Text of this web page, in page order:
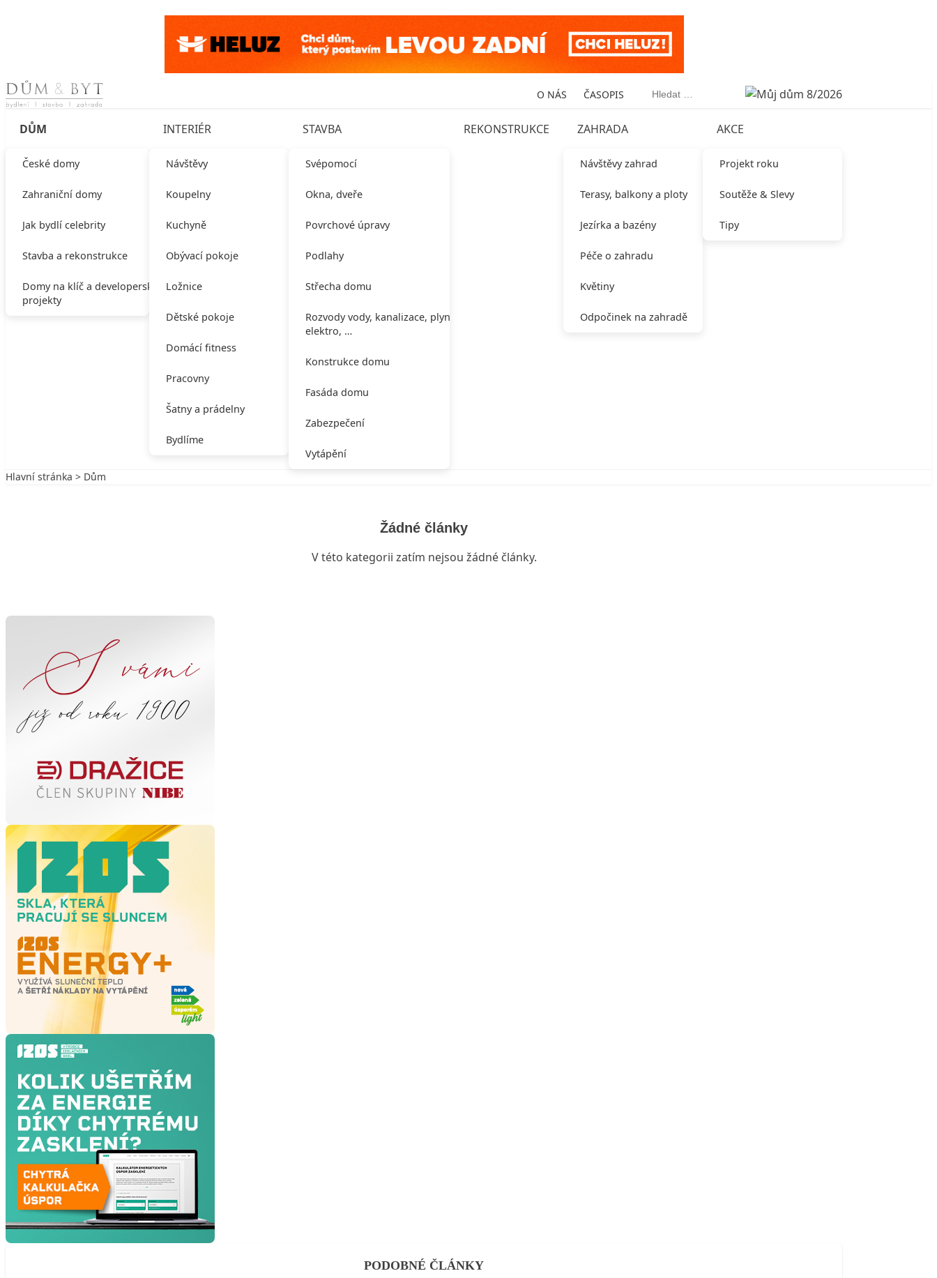
Skip to content O NÁS ČASOPIS Vyhledávání
DŮM
České domy
Zahraniční domy
Jak bydlí celebrity
Stavba a rekonstrukce
Domy na klíč a developerské
projekty
INTERIÉR
Návštěvy
Koupelny
Kuchyně
Obývací pokoje
Ložnice
Dětské pokoje
Domácí fitness
Pracovny
Šatny a prádelny
Bydlíme
STAVBA
Svépomocí
Okna, dveře
Povrchové úpravy
Podlahy
Střecha domu
Rozvody vody, kanalizace, plynu,
elektro, …
Konstrukce domu
Fasáda domu
Zabezpečení
Vytápění
REKONSTRUKCE ZAHRADA
Návštěvy zahrad
Terasy, balkony a ploty
Jezírka a bazény
Péče o zahradu
Květiny
Odpočinek na zahradě
AKCE
Projekt roku
Soutěže & Slevy
Tipy
Hlavní stránka > Dům
Žádné články
V této kategorii zatím nejsou žádné články.
PODOBNÉ ČLÁNKY